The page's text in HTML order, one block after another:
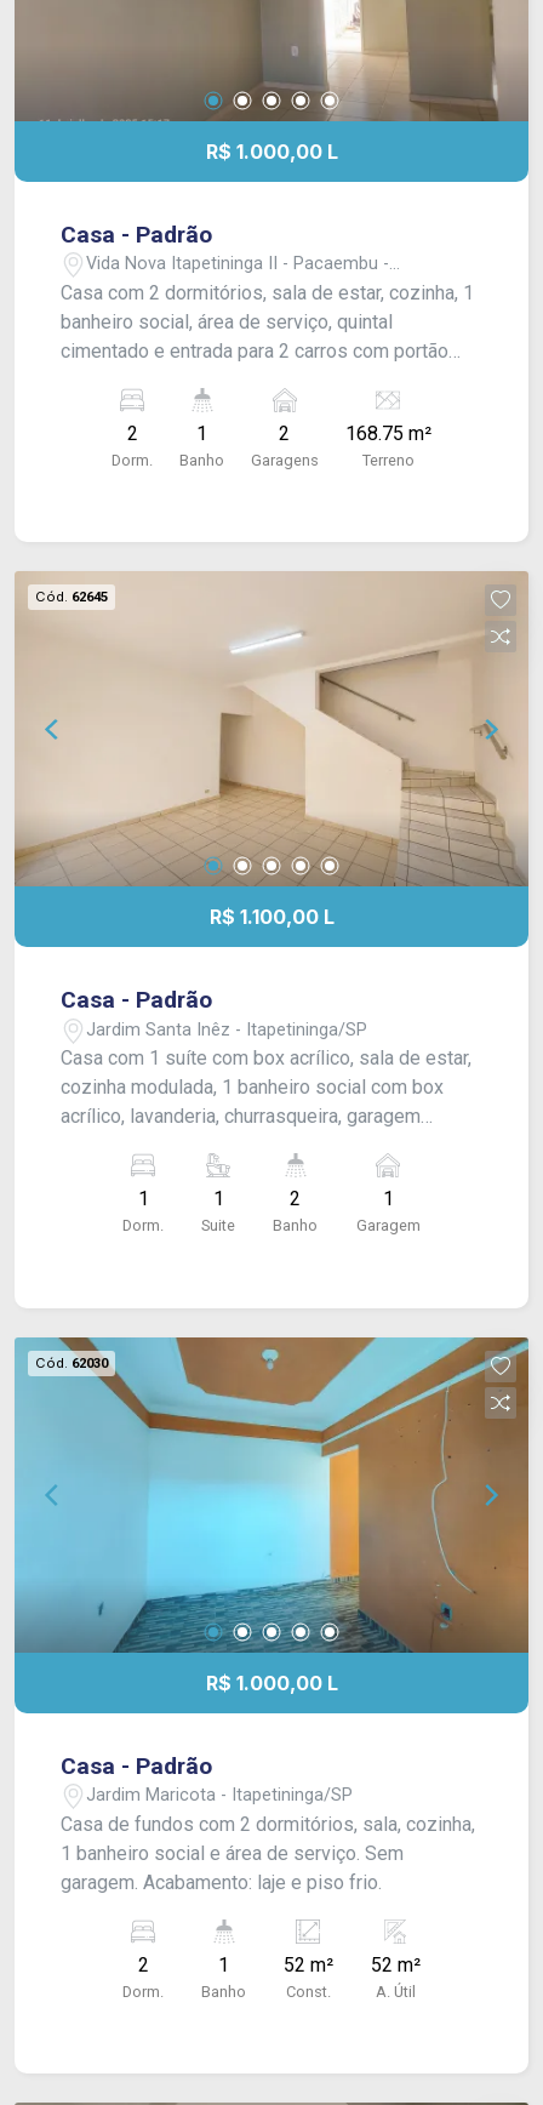
R$ 1.000,00 L
Casa - Padrão
Vida Nova Itapetininga II - Pacaembu -
Itapetininga/SP
Casa com 2 dormitórios, sala de estar, cozinha, 1
banheiro social, área de serviço, quintal
cimentado e entrada para 2 carros com portão
2
Dorm.
1
Banho
2
Garagens
168.75 m²
Terreno
Cód. 62645
R$ 1.100,00 L
Casa - Padrão
Jardim Santa Inêz - Itapetininga/SP
Casa com 1 suíte com box acrílico, sala de estar,
cozinha modulada, 1 banheiro social com box
acrílico, lavanderia, churrasqueira, garagem
banheiro azulejado até o teto.
1
Dorm.
1
Suite
2
Banho
1
Garagem
Cód. 62030
R$ 1.000,00 L
Casa - Padrão
Jardim Maricota - Itapetininga/SP
Casa de fundos com 2 dormitórios, sala, cozinha,
1 banheiro social e área de serviço. Sem
garagem. Acabamento: laje e piso frio.
2
Dorm.
1
Banho
52 m²
Const.
52 m²
A. Útil